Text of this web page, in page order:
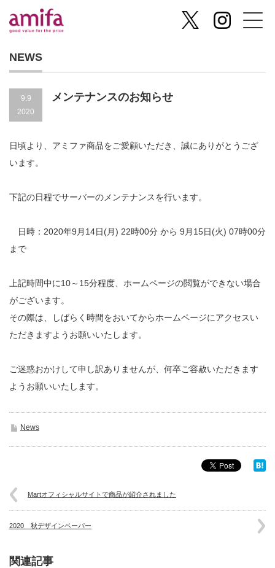
NEWS
9.9
2020
メンテナンスのお知らせ
日頃より、アミファ商品をご愛顧いただき、誠にありがとうござ
います。
下記の日程でサーバーのメンテナンスを行います。
日時：2020年9月14日(月) 22時00分 から 9月15日(火) 07時00分
まで
上記時間中に10～15分程度、ホームページの閲覧ができない場合
がございます。
その際は、しばらく時間をおいてからホームページにアクセスい
ただきますようお願いいたします。
ご迷惑おかけして申し訳ありませんが、何卒ご容赦いただきます
ようお願いいたします。
News
Martオフィシャルサイトで商品が紹介されました
2020 秋デザインペーパー
関連記事